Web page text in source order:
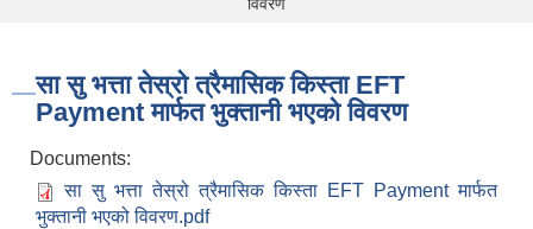
विवरण
सा सु भत्ता तेस्रो त्रैमासिक किस्ता EFT
Payment मार्फत भुक्तानी भएको विवरण
Documents:
सा सु भत्ता तेस्रो त्रैमासिक किस्ता EFT Payment मार्फत
भुक्तानी भएको विवरण.pdf